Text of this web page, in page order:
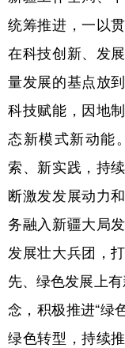
统筹推进，一以
在科技创新、发
量发展的基点放
科技赋能，因地
态新模式新动能
索、新实践，持
断激发发展动力
务融入新疆大局
发展壮大兵团，
先、绿色发展上
念，积极推进“绿
绿色转型，持续